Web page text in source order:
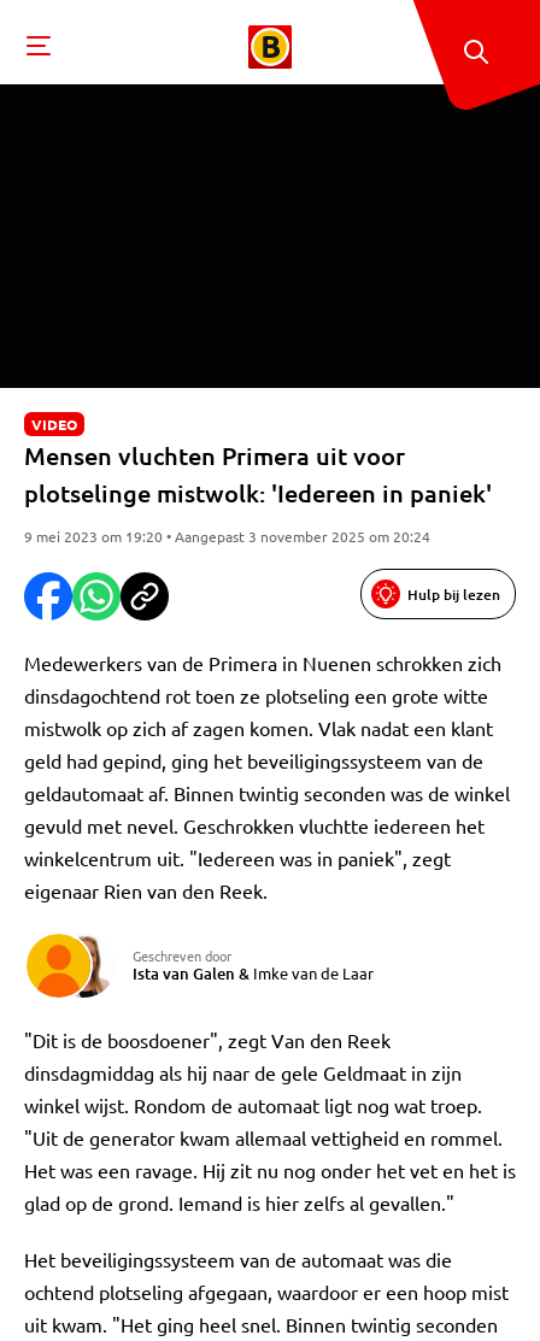
VIDEO
Mensen vluchten Primera uit voor
plotselinge mistwolk: 'Iedereen in paniek'
9 mei 2023 om 19:20 • Aangepast 3 november 2025 om 20:24
Hulp bij lezen
Medewerkers van de Primera in Nuenen schrokken zich
dinsdagochtend rot toen ze plotseling een grote witte
mistwolk op zich af zagen komen. Vlak nadat een klant
geld had gepind, ging het beveiligingssysteem van de
geldautomaat af. Binnen twintig seconden was de winkel
gevuld met nevel. Geschrokken vluchtte iedereen het
winkelcentrum uit. "Iedereen was in paniek", zegt
eigenaar Rien van den Reek.
Geschreven door
Ista van Galen & Imke van de Laar
"Dit is de boosdoener", zegt Van den Reek
dinsdagmiddag als hij naar de gele Geldmaat in zijn
winkel wijst. Rondom de automaat ligt nog wat troep.
"Uit de generator kwam allemaal vettigheid en rommel.
Het was een ravage. Hij zit nu nog onder het vet en het is
glad op de grond. Iemand is hier zelfs al gevallen."
Het beveiligingssysteem van de automaat was die
ochtend plotseling afgegaan, waardoor er een hoop mist
uit kwam. "Het ging heel snel. Binnen twintig seconden